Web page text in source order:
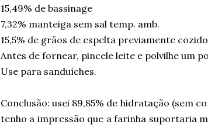
15,49% de bassinage
7,32% manteiga sem sal temp. amb.
15,5% de grãos de espelta previamente
Antes de fornear, pincele leite e polvilhe um
Use para sanduíches.
Conclusão: usei 89,85% de hidratação (sem
tenho a impressão que a farinha suportaria